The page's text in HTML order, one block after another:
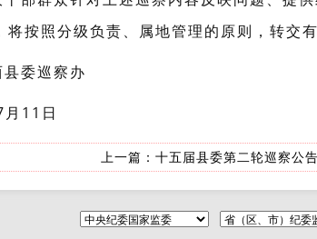
将按照分级负责、属地管理的原则，转交
委巡察办
11日
上一篇： 十五届县委第二轮巡察公告